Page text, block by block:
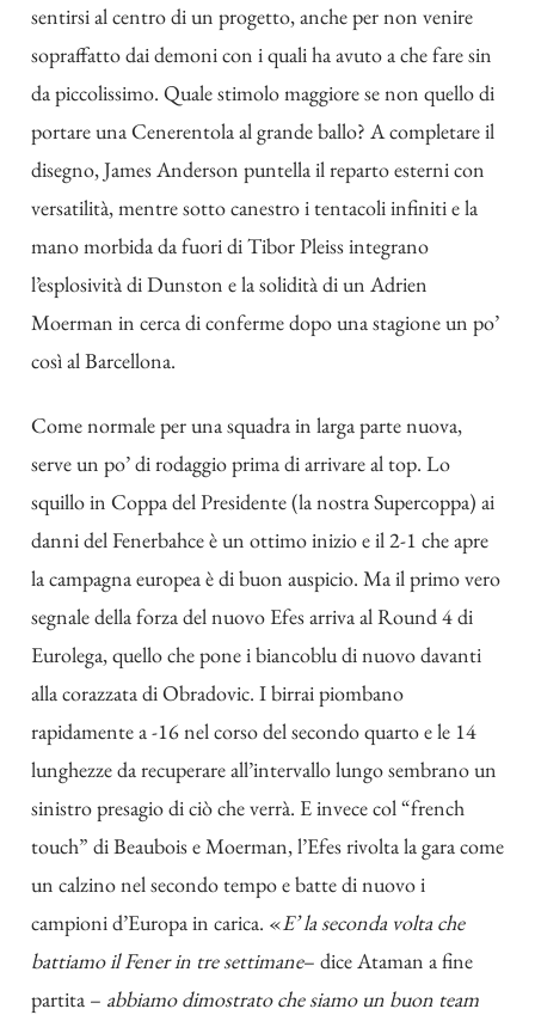
sentirsi al centro di un progetto, anche per non venire
sopraffatto dai demoni con i quali ha avuto a che fare sin
da piccolissimo. Quale stimolo maggiore se non quello di
portare una Cenerentola al grande ballo? A completare il
disegno, James Anderson puntella il reparto esterni con
versatilità, mentre sotto canestro i tentacoli infiniti e la
mano morbida da fuori di Tibor Pleiss integrano
l’esplosività di Dunston e la solidità di un Adrien
Moerman in cerca di conferme dopo una stagione un po’
così al Barcellona.
Come normale per una squadra in larga parte nuova,
serve un po’ di rodaggio prima di arrivare al top. Lo
squillo in Coppa del Presidente (la nostra Supercoppa) ai
danni del Fenerbahce è un ottimo inizio e il 2-1 che apre
la campagna europea è di buon auspicio. Ma il primo vero
segnale della forza del nuovo Efes arriva al Round 4 di
Eurolega, quello che pone i biancoblu di nuovo davanti
alla corazzata di Obradovic. I birrai piombano
rapidamente a -16 nel corso del secondo quarto e le 14
lunghezze da recuperare all’intervallo lungo sembrano un
sinistro presagio di ciò che verrà. E invece col “french
touch” di Beaubois e Moerman, l’Efes rivolta la gara come
un calzino nel secondo tempo e batte di nuovo i
campioni d’Europa in carica. «E’ la seconda volta che
battiamo il Fener in tre settimane– dice Ataman a fine
partita – abbiamo dimostrato che siamo un buon team